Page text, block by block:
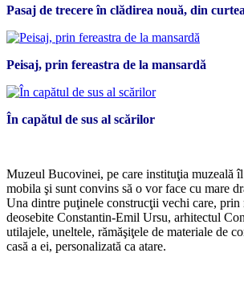
Pasaj de trecere în clădirea nouă, din
Peisaj, prin fereastra de la mansardă
În capătul de sus al scărilor
Muzeul Bucovinei, pe care instituţia muzeală
mobila şi sunt convins să o vor face cu mare
Una dintre puţinele construcţii vechi care,
deosebite Constantin-Emil Ursu, arhitectul
utilajele, uneltele, rămăşiţele de materiale de
casă a ei, personalizată ca atare.